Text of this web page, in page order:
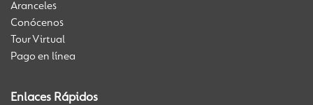
Aranceles
Conócenos
Tour Virtual
Pago en línea
Enlaces Rápidos